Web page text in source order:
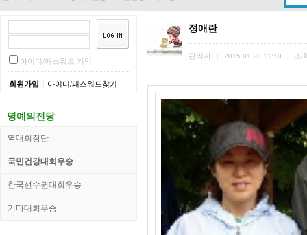
아이디/패스워드 기억
회원가입 아이디/패스워드찾기
명예의전당
역대회장단
국민건강대회우승
한국선수권대회우승
기타대회우승
정애란
관리자 2015.01.20 11:10 조